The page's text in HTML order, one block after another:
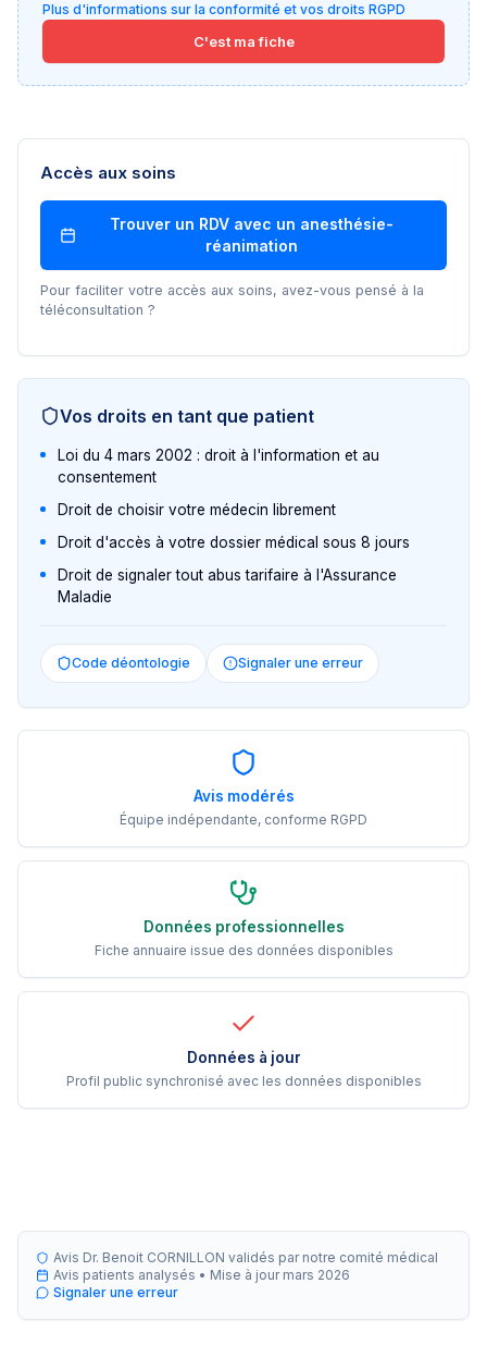
Plus d'informations sur la conformité et vos droits RGPD
C'est ma fiche
Accès aux soins
Trouver un RDV avec un anesthésie-
réanimation
Pour faciliter votre accès aux soins, avez-vous pensé à la
téléconsultation ?
Vos droits en tant que patient
Loi du 4 mars 2002 : droit à l'information et au
consentement
Droit de choisir votre médecin librement
Droit d'accès à votre dossier médical sous 8 jours
Droit de signaler tout abus tarifaire à l'Assurance
Maladie
Code déontologie Signaler une erreur
Avis modérés
Équipe indépendante, conforme RGPD
Données professionnelles
Fiche annuaire issue des données disponibles
Données à jour
Profil public synchronisé avec les données disponibles
Avis Dr. Benoit CORNILLON validés par notre comité médical
Avis patients analysés • Mise à jour mars 2026
Signaler une erreur